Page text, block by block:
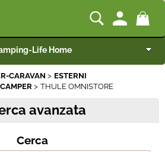
Life Home
Camper e Caravan
per Furgonati e Van
Speciale Arredo
CARAVAN
ESTERNI
THULE OMNISTORE
avanzata
Cerca